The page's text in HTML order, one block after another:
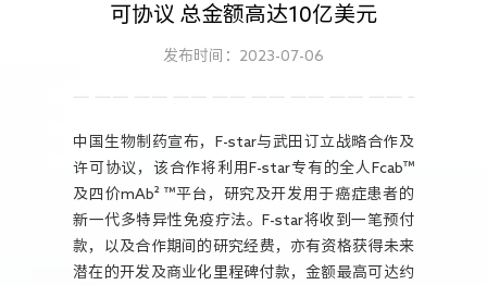
可协议 总金额高达10亿美元
发布时间：2023-07-06
中国生物制药宣布，F-star与武田订立战略合作及
许可协议，该合作将利用F-star专有的全人Fcab™
及四价mAb² ™平台，研究及开发用于癌症患者的
新一代多特异性免疫疗法。F-star将收到一笔预付
款，以及合作期间的研究经费，亦有资格获得未来
潜在的开发及商业化里程碑付款，金额最高可达约